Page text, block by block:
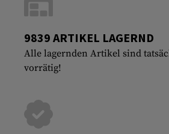
9839 ARTIKEL LAGERND
Alle lagernden Artikel sind
vorrätig!